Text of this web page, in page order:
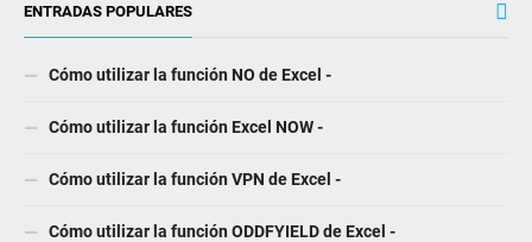
ENTRADAS POPULARES
Cómo utilizar la función NO de Excel -
Cómo utilizar la función Excel NOW -
Cómo utilizar la función VPN de Excel -
Cómo utilizar la función ODDFYIELD de Excel -